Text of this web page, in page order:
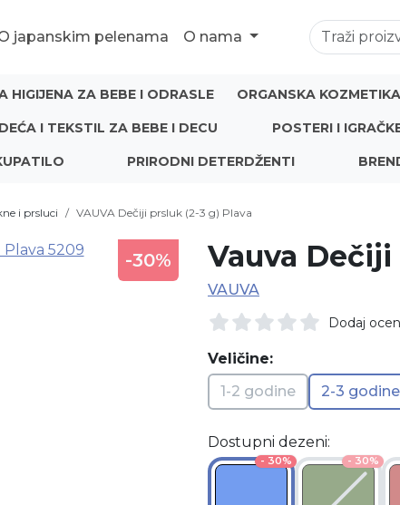
japanskim pelenama O nama
HIGIJENA ZA BEBE I ODRASLE ORGANSKA
I TEKSTIL ZA BEBE I DECU POSTERI I
PRIRODNI DETERDŽENTI
i prsluci VAUVA Dečiji prsluk (2-3 g) Plava
-30% Vauva
VAUVA
Dodaj
Veličine:
1-2 godine
2-3 godine
Dostupni dezeni:
- 30% - 30%